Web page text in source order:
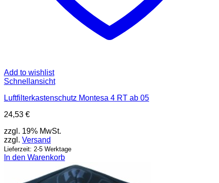
Add to wishlist
Schnellansicht
Luftfilterkastenschutz Montesa 4 RT ab 05
24,53 €
zzgl. 19% MwSt.
zzgl. Versand
Lieferzeit: 2-5 Werktage
In den Warenkorb